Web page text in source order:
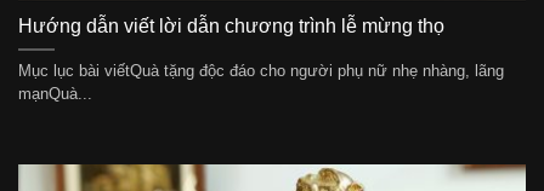
Hướng dẫn viết lời dẫn chương trình lễ mừng thọ
Mục lục bài viếtQuà tặng độc đáo cho người phụ nữ nhẹ nhàng, lãng
mạnQuà...